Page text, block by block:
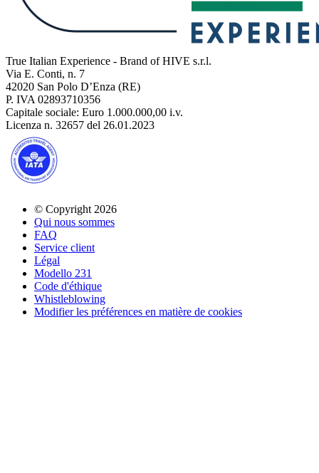
True Italian Experience - Brand of HIVE s.r.l.
Via E. Conti, n. 7
42020 San Polo D’Enza (RE)
P. IVA 02893710356
Capitale sociale: Euro 1.000.000,00 i.v.
Licenza n. 32657 del 26.01.2023
© Copyright 2026
Qui nous sommes
FAQ
Service client
Légal
Modello 231
Code d'éthique
Whistleblowing
Modifier les préférences en matière de cookies